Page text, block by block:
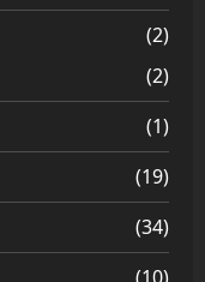
(2)
(2)
(1)
(19)
(34)